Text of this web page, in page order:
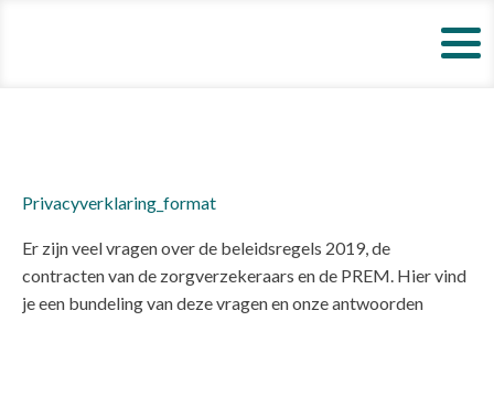
Privacyverklaring_format
Er zijn veel vragen over de beleidsregels 2019, de
contracten van de zorgverzekeraars en de PREM. Hier vind
je een bundeling van deze vragen en onze antwoorden